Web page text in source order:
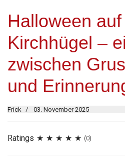
Halloween
Kirchhügel –
zwischen
und
Frick 03. November 2025
Ratings (0)